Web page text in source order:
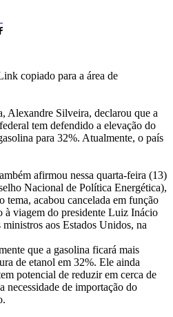
copiado para a área de
Alexandre Silveira, declarou que a
tem defendido a elevação do
para 32%. Atualmente, o país
afirmou nessa quarta-feira (13)
Nacional de Política Energética),
tema, acabou cancelada em função
à viagem do presidente Luiz Inácio
aos Estados Unidos, na
que a gasolina ficará mais
de etanol em 32%. Ele ainda
potencial de reduzir em cerca de
necessidade de importação do